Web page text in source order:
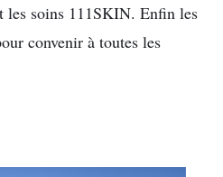
les soins 111SKIN. Enfin les
convenir à toutes les